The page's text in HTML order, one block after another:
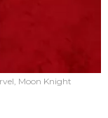
Moon Knight